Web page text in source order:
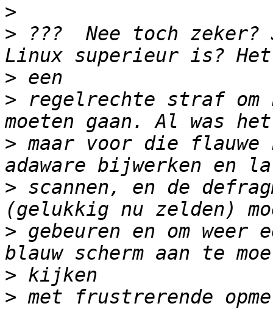
>
> ???  Nee toch
>
> regelrechte straf om
> maar voor die flauwe
> scannen, en de
> gebeuren en om
>
> met frustrerende